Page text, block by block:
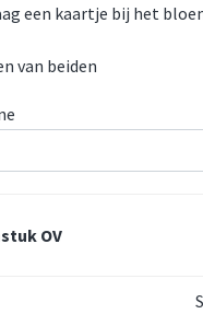
een kaartje bij het
van beiden
OV